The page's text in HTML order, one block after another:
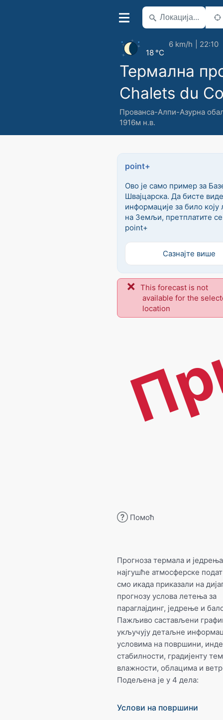
Термална
Chalets du
Прованса-Алпи-Азурна
1916м н.в.
18 °C
6 km/h 22:10
point+
Ово је само пример за
Швајцарска. Да бисте
информације за било коју
на Земљи, претплатите
point+
Сазнајте више
This forecast is not
available for the
location
Помоћ
Прогноза термала и
најгушће атмосферске
смо икада приказали на
прогнозу услова летења за
параглајдинг, једрење и
Пажљиво састављени
укључују детаљне
условима на површини,
стабилности, градијенту
влажности, облацима и
Подељена је у 4 дела:
Услови на површини